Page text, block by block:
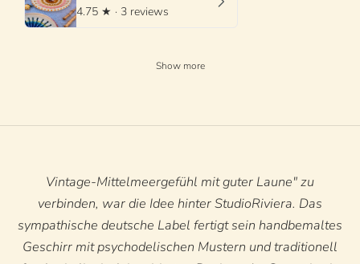
4.75 ★ · 3 reviews
Show more
Vintage-Mittelmeergefühl mit guter Laune" zu
verbinden, war die Idee hinter StudioRiviera. Das
sympathische deutsche Label fertigt sein handbemaltes
Geschirr mit psychodelischen Mustern und traditionell